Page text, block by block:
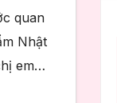
quan
Nhật
em…